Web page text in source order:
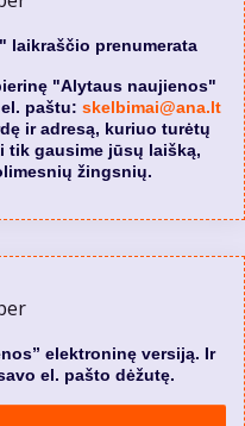
laikraščio prenumerata
"Alytaus naujienos"
paštu: skelbimai@ana.lt
ir adresą, kuriuo turėtų
tik gausime jūsų laišką,
žingsnių.
elektroninę versiją. Ir
el. pašto dėžutę.